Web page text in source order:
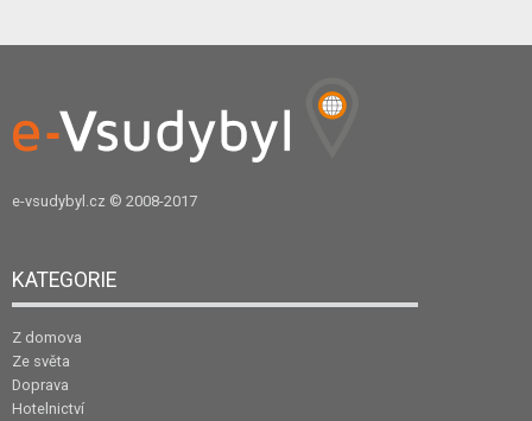
e-vsudybyl.cz © 2008-2017
KATEGORIE
Z domova
Ze světa
Doprava
Hotelnictví